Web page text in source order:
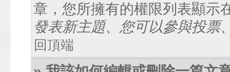
章，您所擁有的權限列表顯示
發表新主題、您可以參與投票
回頂端